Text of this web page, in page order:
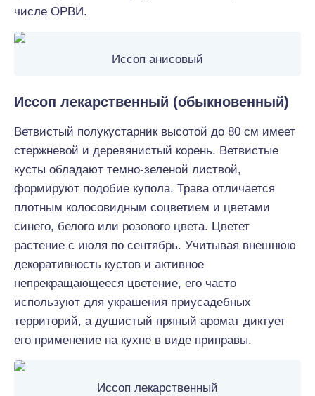
числе ОРВИ.
Иссоп анисовый
Иссоп лекарственный (обыкновенный)
Ветвистый полукустарник высотой до 80 см имеет
стержневой и деревянистый корень. Ветвистые
кусты обладают темно-зеленой листвой,
формируют подобие купола. Трава отличается
плотным колосовидным соцветием и цветами
синего, белого или розового цвета. Цветет
растение с июля по сентябрь. Учитывая внешнюю
декоративность кустов и активное
непрекращающееся цветение, его часто
используют для украшения приусадебных
территорий, а душистый пряный аромат диктует
его применение на кухне в виде приправы.
Иссоп лекарственный